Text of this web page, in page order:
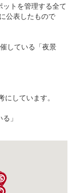
トを管理する全て
公表したもので
している「夜景
しています。
」